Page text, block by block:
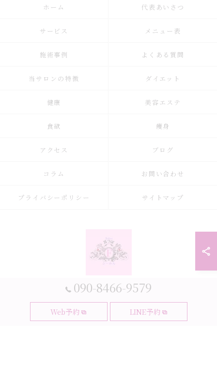
090-8466-9579
Web予約 LINE予約
ホーム 代表あいさつ
サービス メニュー表
施術事例 よくある質問
当サロンの特徴 ダイエット
健康 美容エステ
食欲 痩身
アクセス ブログ
コラム お問い合わせ
プライバシーポリシー サイトマップ
© 2026 大阪府大阪市の耳つぼなら耳つぼダイエットサロンふーみん ALL
RIGHTS RESERVED.